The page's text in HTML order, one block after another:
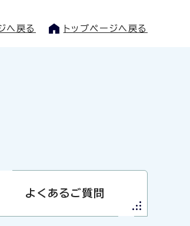
へ戻る トップページへ戻る
よくあるご質問